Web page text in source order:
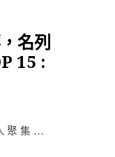
名列
15 :
人們總說：「只要有華人聚集的地方就能找到中國城。」而中國城往往就像那猶抱琵琶半遮面的羞澀東方女郎一般…